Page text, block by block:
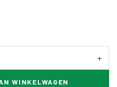
WINKELWAGEN